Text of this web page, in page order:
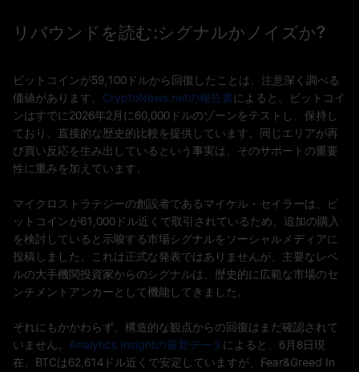
リバウンドを読む:シグナルかノイズか?
ビットコインが59,100ドルから回復したことは、注意深く調べる
価値があります。 CryptoNews.netの報告書によると、ビットコイ
ンはすでに2026年2月に60,000ドルのゾーンをテストし、保持し
ており、直接的な歴史的比較を提供しています。同じエリアが再
び買い反応を生み出しているという事実は、そのサポートの重要
性に重みを加えています。
マイクロストラテジーの創設者であるマイケル・セイラーは、ビ
ットコインが61,000ドル近くで取引されているため、追加の購入
を検討していると示唆する市場シグナルをソーシャルメディアに
投稿しました。これは正式な発表ではありませんが、主要なレベ
ルの大手機関投資家からのシグナルは、歴史的に広範な市場のセ
ンチメントアンカーとして機能してきました。
それにもかかわらず、構造的な観点からの回復はまだ確認されて
いません。 Analytics Insightの最新データによると、6月8日現
在、BTCは62,614ドル近くで安定していますが、Fear&Greed In